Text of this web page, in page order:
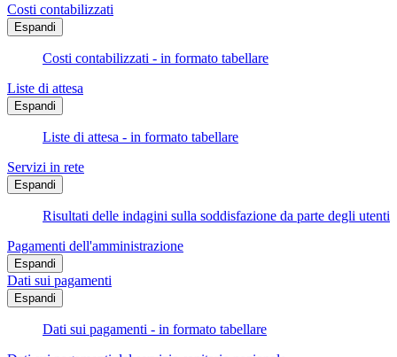
Costi contabilizzati
Espandi
Costi contabilizzati - in formato tabellare
Liste di attesa
Espandi
Liste di attesa - in formato tabellare
Servizi in rete
Espandi
Risultati delle indagini sulla soddisfazione da parte degli utenti
Pagamenti dell'amministrazione
Espandi
Dati sui pagamenti
Espandi
Dati sui pagamenti - in formato tabellare